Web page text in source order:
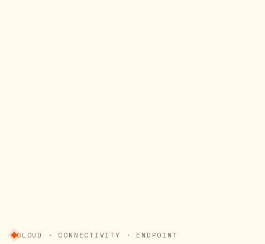
CLOUD · CONNECTIVITY · ENDPOINT